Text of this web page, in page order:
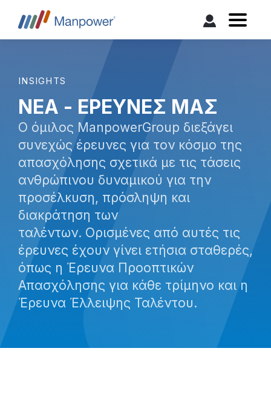
INSIGHTS
ΝΕΑ - ΕΡΕΥΝΕΣ ΜΑΣ
Ο όμιλος ManpowerGroup διεξάγει
συνεχώς έρευνες για τον κόσμο της
απασχόλησης σχετικά με τις τάσεις
ανθρώπινου δυναμικού για την
προσέλκυση, πρόσληψη και
διακράτηση των
ταλέντων. Ορισμένες από αυτές τις
έρευνες έχουν γίνει ετήσια σταθερές,
όπως η Έρευνα Προοπτικών
Απασχόλησης για κάθε τρίμηνο και η
Έρευνα Έλλειψης Ταλέντου.